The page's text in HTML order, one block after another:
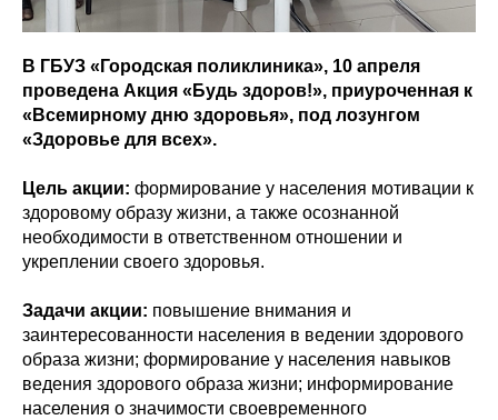
В ГБУЗ «Городская поликлиника», 10 апреля
проведена Акция «Будь здоров!», приуроченная к
«Всемирному дню здоровья», под лозунгом
«Здоровье для всех».
Цель акции: формирование у населения мотивации к
здоровому образу жизни, а также осознанной
необходимости в ответственном отношении и
укреплении своего здоровья.
Задачи акции: повышение внимания и
заинтересованности населения в ведении здорового
образа жизни; формирование у населения навыков
ведения здорового образа жизни; информирование
населения о значимости своевременного